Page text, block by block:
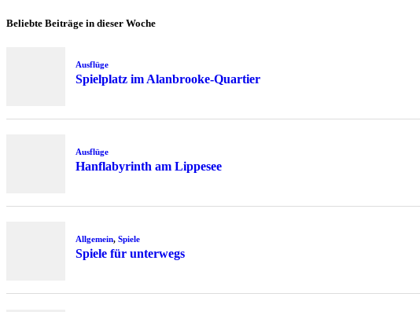
Beliebte Beiträge in dieser Woche
Ausflüge
Spielplatz im Alanbrooke-Quartier
Ausflüge
Hanflabyrinth am Lippesee
Allgemein, Spiele
Spiele für unterwegs